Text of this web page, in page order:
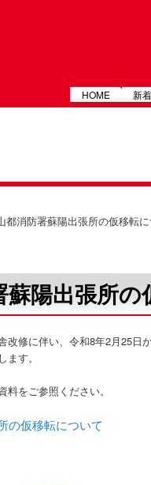
HOME 新
都消防署蘇陽出張所の仮移転
蘇陽出張所
改修に伴い、令和8年2月25
す。
をご参照ください。
の仮移転について